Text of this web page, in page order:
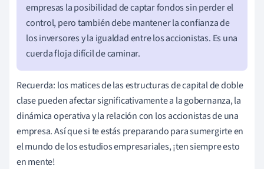
empresas la posibilidad de captar fondos sin perder el
control, pero también debe mantener la confianza de
los inversores y la igualdad entre los accionistas. Es una
cuerda floja difícil de caminar.
Recuerda: los matices de las estructuras de capital de doble
clase pueden afectar significativamente a la gobernanza, la
dinámica operativa y la relación con los accionistas de una
empresa. Así que si te estás preparando para sumergirte en
el mundo de los estudios empresariales, ¡ten siempre esto
en mente!